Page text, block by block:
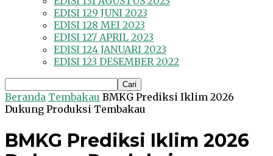
EDISI 129 JUNI 2023
EDISI 128 MEI 2023
EDISI 127 APRIL 2023
EDISI 124 JANUARI 2023
EDISI 123 DESEMBER 2022
Beranda Tembakau BMKG Prediksi Iklim 2026
Dukung Produksi Tembakau
BMKG Prediksi Iklim 2026